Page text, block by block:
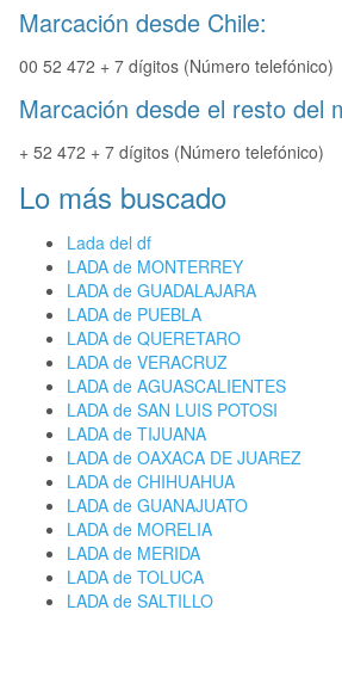
Marcación desde Chile:
00 52 472 + 7 dígitos (Número telefónico)
Marcación desde el resto del
+ 52 472 + 7 dígitos (Número telefónico)
Lo más buscado
Lada del df
LADA de MONTERREY
LADA de GUADALAJARA
LADA de PUEBLA
LADA de QUERETARO
LADA de VERACRUZ
LADA de AGUASCALIENTES
LADA de SAN LUIS POTOSI
LADA de TIJUANA
LADA de OAXACA DE JUAREZ
LADA de CHIHUAHUA
LADA de GUANAJUATO
LADA de MORELIA
LADA de MERIDA
LADA de TOLUCA
LADA de SALTILLO